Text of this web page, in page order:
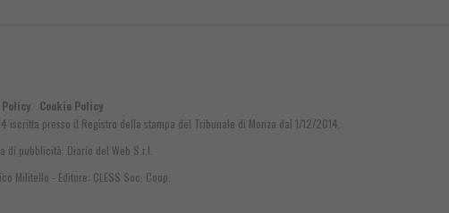
Cookie Policy
iscritta presso il Registro della stampa del Tribunale di Monza dal 1/12/2014.
di pubblicità: Diario del Web S.r.l.
Militello - Editore: CLESS Soc. Coop.